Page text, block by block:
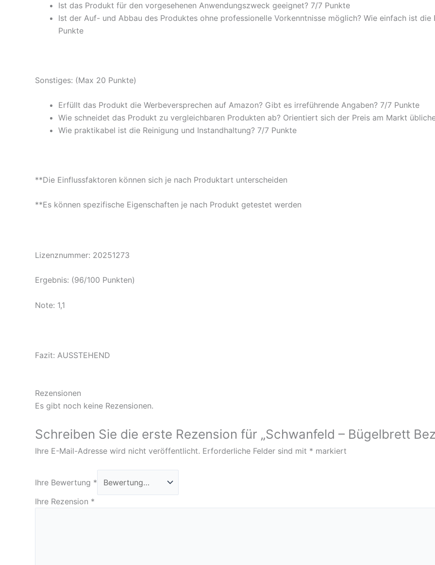
Ist das Produkt für den vorgesehenen Anwendungszweck geeignet? 7/7 Punkte
Ist der Auf- und Abbau des Produktes ohne professionelle Vorkenntnisse möglich? Wie einfach ist
Punkte
Sonstiges: (Max 20 Punkte)
Erfüllt das Produkt die Werbeversprechen auf Amazon? Gibt es irreführende Angaben? 7/7 Punkte
Wie schneidet das Produkt zu vergleichbaren Produkten ab? Orientiert sich der Preis am Markt
Wie praktikabel ist die Reinigung und Instandhaltung? 7/7 Punkte
**Die Einflussfaktoren können sich je nach Produktart unterscheiden
**Es können spezifische Eigenschaften je nach Produkt getestet werden
Lizenznummer: 20251273
Ergebnis: (96/100 Punkten)
Note: 1,1
Fazit: AUSSTEHEND
Rezensionen
Es gibt noch keine Rezensionen.
Schreiben Sie die erste Rezension für „Schwanfeld – Bügelbrett
Ihre E-Mail-Adresse wird nicht veröffentlicht. Erforderliche Felder sind mit * markiert
Ihre Bewertung *
Ihre Rezension *